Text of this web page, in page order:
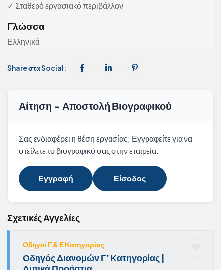
✓ Σταθερό εργασιακό περιβάλλον
Γλώσσα
Ελληνικά
Share στα Social:
Αίτηση - Αποστολή Βιογραφικού
Σας ενδιαφέρει η θέση εργασίας; Εγγραφείτε για να
στείλετε το βιογραφικό σας στην εταιρεία.
Εγγραφή Είσοδος
Σχετικές Αγγελίες
Οδηγοί Γ & Ε Κατηγορίας
Οδηγός Διανομών Γ’ Κατηγορίας |